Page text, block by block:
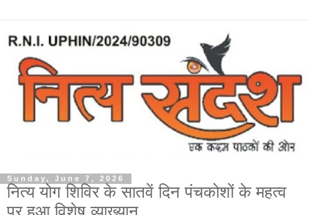
Sunday, June 7, 2026
नित्य योग शिविर के सातवें दिन पंचकोशों के महत्व